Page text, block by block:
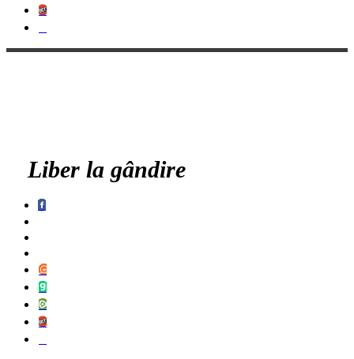
Liber la gândire